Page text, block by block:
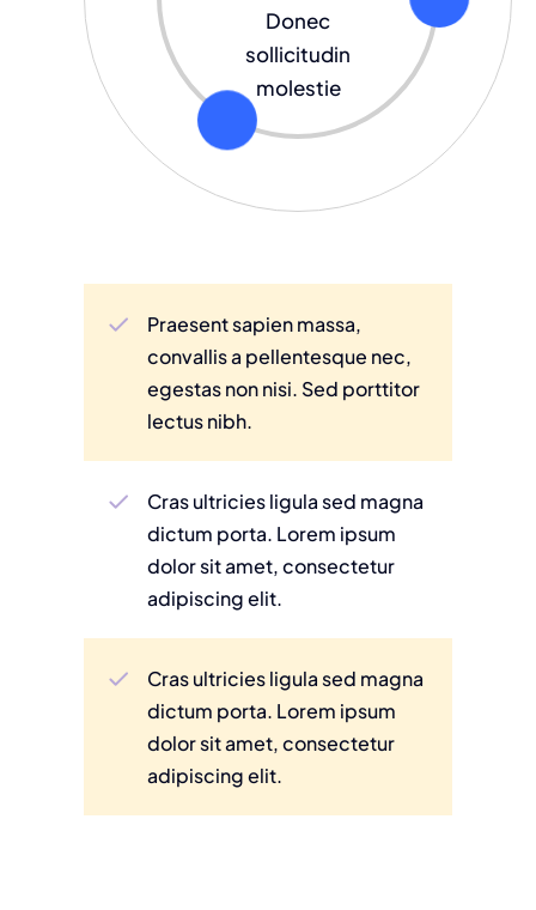
Donec
sollicitudin
molestie
Praesent sapien massa,
convallis a pellentesque nec,
egestas non nisi. Sed porttitor
lectus nibh.
Cras ultricies ligula sed magna
dictum porta. Lorem ipsum
dolor sit amet, consectetur
adipiscing elit.
Cras ultricies ligula sed magna
dictum porta. Lorem ipsum
dolor sit amet, consectetur
adipiscing elit.